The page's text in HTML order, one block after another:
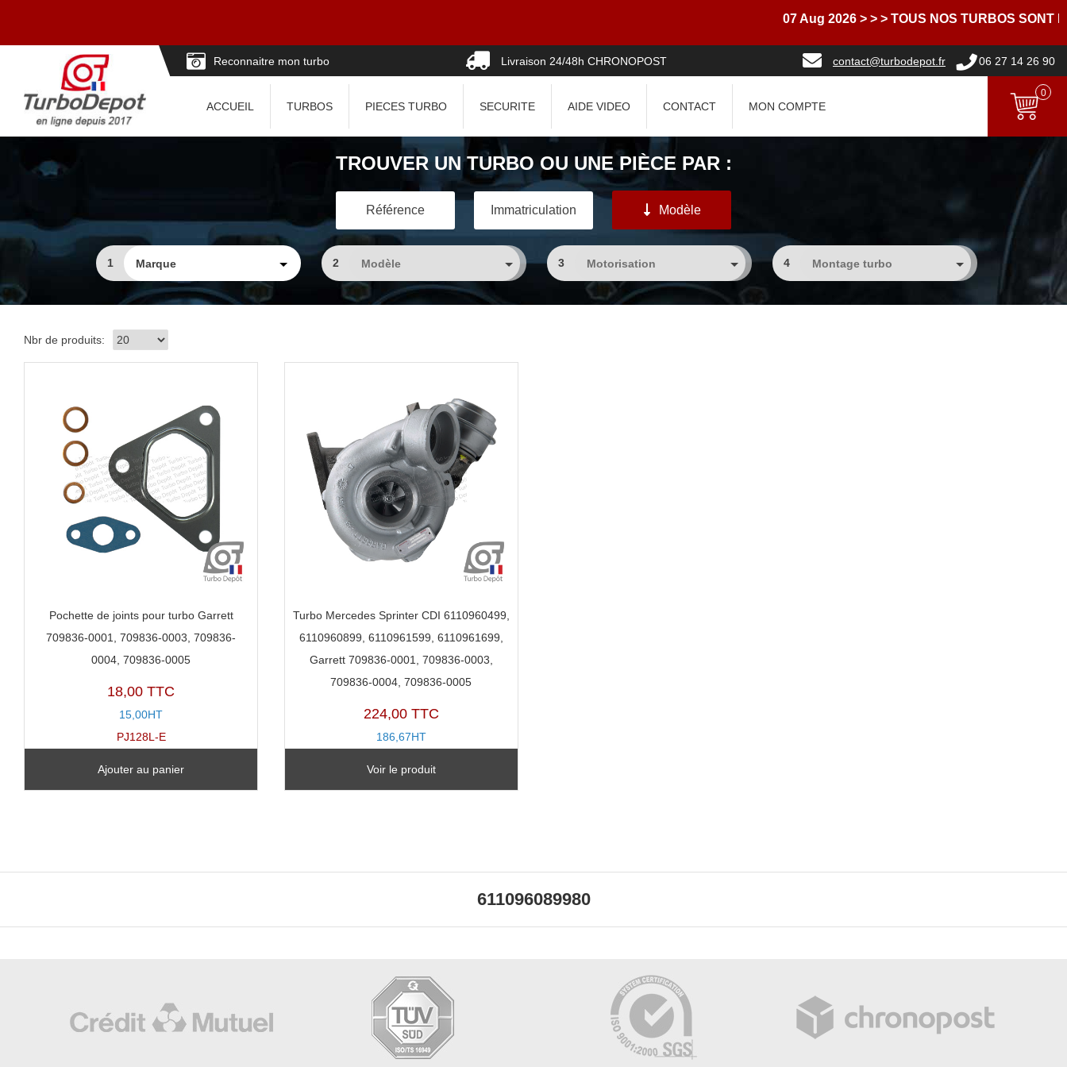
07 Aug 2026 > > > TOUS NOS TURBOS SONT
Reconnaitre mon turbo Livraison 24/48h CHRONOPOST contact@turbodepot.fr 06 27 14 26 90
ACCUEIL TURBOS PIECES TURBO SECURITE AIDE VIDEO CONTACT MON COMPTE
0
TROUVER UN TURBO OU UNE PIÈCE PAR :
Référence Immatriculation Modèle
1 2 3 4
Nbr de produits:
Pochette de joints pour turbo Garrett
709836-0001, 709836-0003, 709836-
0004, 709836-0005
18,00 TTC
15,00HT
PJ128L-E
Ajouter au panier
Turbo Mercedes Sprinter CDI 6110960499,
6110960899, 6110961599, 6110961699,
Garrett 709836-0001, 709836-0003,
709836-0004, 709836-0005
224,00 TTC
186,67HT
Voir le produit
611096089980